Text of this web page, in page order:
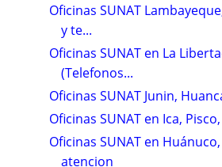
Oficinas SUNAT
y te...
Oficinas SUNAT en La
(Telefonos...
Oficinas SUNAT Junin,
Oficinas SUNAT en Ica,
Oficinas SUNAT en
atencion